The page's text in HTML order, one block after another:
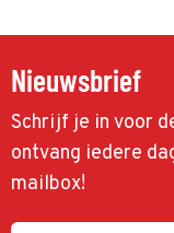
Nieuwsbrief
Schrijf je in voor
ontvang iedere
mailbox!